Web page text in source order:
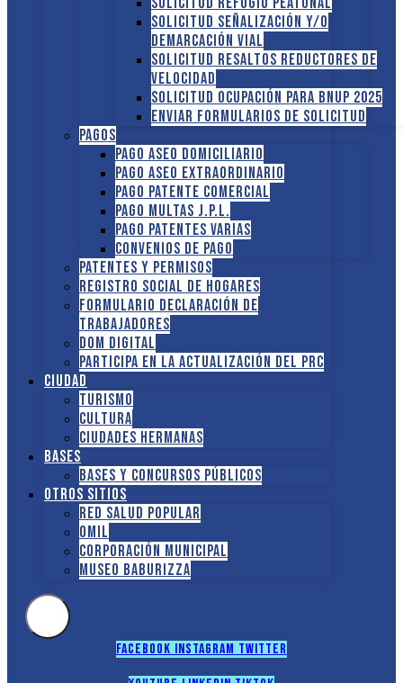
Solicitud Señalización y/o
demarcación vial
Solicitud Resaltos reductores de
velocidad
Solicitud Ocupación para BNUP 2025
ENVIAR FORMULARIOS DE SOLICITUD
Pagos
Pago Aseo domiciliario
Pago Aseo extraordinario
Pago Patente comercial
Pago multas J.P.L.
Pago Patentes varias
Convenios de pago
Patentes y Permisos
Registro social de hogares
FORMULARIO DECLARACIÓN DE
TRABAJADORES
DOM Digital
Participa en la actualización del PRC
Ciudad
Turismo
Cultura
Ciudades hermanas
Bases
Bases y Concursos Públicos
Otros sitios
Red Salud Popular
OMIL
Corporación Municipal
Museo Baburizza
Facebook Instagram Twitter